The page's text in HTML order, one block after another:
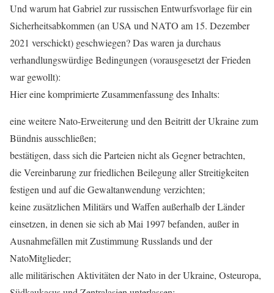
Und warum hat Gabriel zur russischen Entwurfsvorlage für ein
Sicherheitsabkommen (an USA und NATO am 15. Dezember
2021 verschickt) geschwiegen? Das waren ja durchaus
verhandlungswürdige Bedingungen (vorausgesetzt der Frieden
war gewollt):
Hier eine komprimierte Zusammenfassung des Inhalts:
eine weitere Nato-Erweiterung und den Beitritt der Ukraine zum
Bündnis ausschließen;
bestätigen, dass sich die Parteien nicht als Gegner betrachten,
die Vereinbarung zur friedlichen Beilegung aller Streitigkeiten
festigen und auf die Gewaltanwendung verzichten;
keine zusätzlichen Militärs und Waffen außerhalb der Länder
einsetzen, in denen sie sich ab Mai 1997 befanden, außer in
Ausnahmefällen mit Zustimmung Russlands und der
NatoMitglieder;
alle militärischen Aktivitäten der Nato in der Ukraine, Osteuropa,